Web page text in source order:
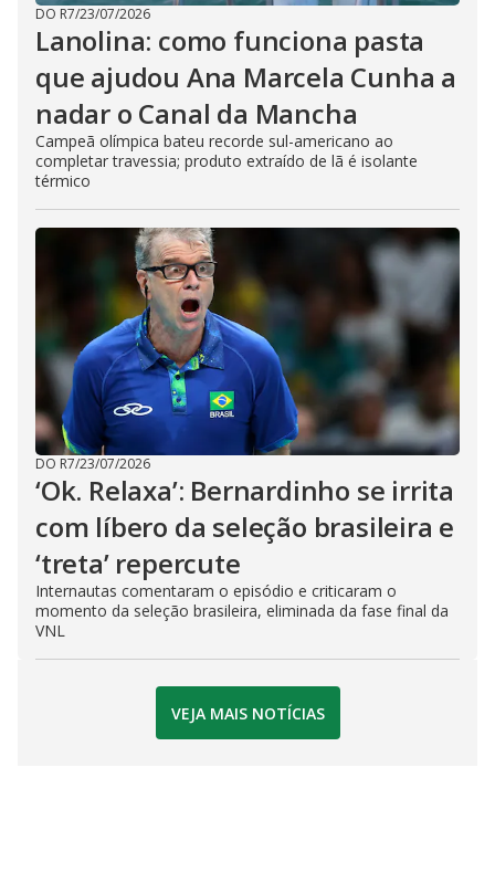
DO R7/23/07/2026
Lanolina: como funciona pasta
que ajudou Ana Marcela Cunha a
nadar o Canal da Mancha
Campeã olímpica bateu recorde sul-americano ao
completar travessia; produto extraído de lã é isolante
térmico
DO R7/23/07/2026
‘Ok. Relaxa’: Bernardinho se irrita
com líbero da seleção brasileira e
‘treta’ repercute
Internautas comentaram o episódio e criticaram o
momento da seleção brasileira, eliminada da fase final da
VNL
VEJA MAIS NOTÍCIAS